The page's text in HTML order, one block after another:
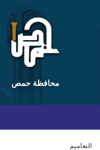
محافظة حمص
التعاميم